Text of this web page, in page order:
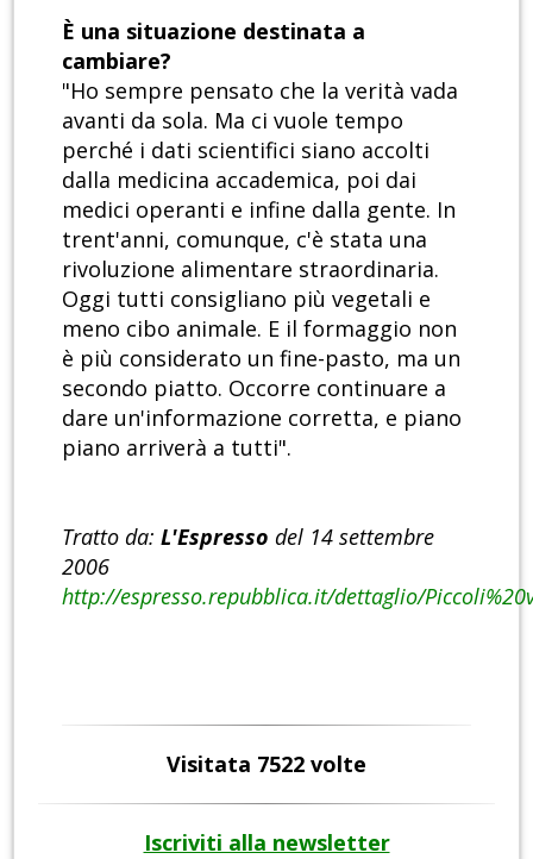
È una situazione destinata a
cambiare?
"Ho sempre pensato che la verità vada
avanti da sola. Ma ci vuole tempo
perché i dati scientifici siano accolti
dalla medicina accademica, poi dai
medici operanti e infine dalla gente. In
trent'anni, comunque, c'è stata una
rivoluzione alimentare straordinaria.
Oggi tutti consigliano più vegetali e
meno cibo animale. E il formaggio non
è più considerato un fine-pasto, ma un
secondo piatto. Occorre continuare a
dare un'informazione corretta, e piano
piano arriverà a tutti".
Tratto da: L'Espresso del 14 settembre
2006
http://espresso.repubblica.it/dettaglio/
Visitata 7522 volte
Iscriviti alla newsletter